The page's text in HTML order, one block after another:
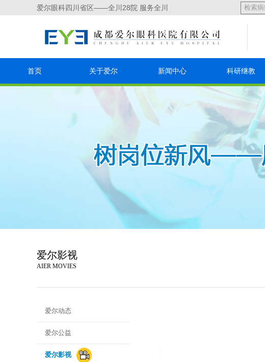
爱尔眼科四川省区——全川28院 服务全川
首页 关于爱尔 新闻中心 科研继教
爱尔影视
AIER MOVIES
爱尔动态
爱尔公益
爱尔影视